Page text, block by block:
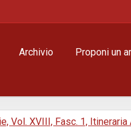
Archivio Proponi un
Vol. XVIII, Fasc. 1,